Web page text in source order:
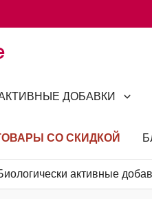
ДОБАВКИ
СО СКИДКОЙ
активные